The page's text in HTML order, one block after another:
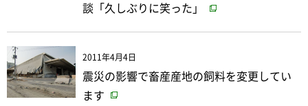
談「久しぶりに笑った」
2011年4月4日
震災の影響で畜産産地の飼料を変更してい
ます